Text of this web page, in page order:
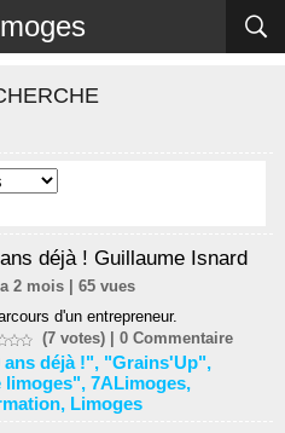
déjà ! Guillaume Isnard
a 2 mois | 65 vues
d'un entrepreneur.
(7 votes) |0 Commentaire
ans déjà !", "Grains'Up",
limoges", 7ALimoges,
, Limoges